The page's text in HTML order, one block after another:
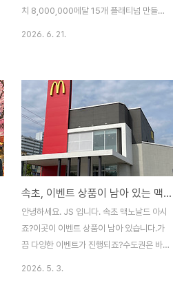
치 8,000,000메달 15개 플래티넘 만들기
하기 어렵기에 미션을 상당히 오래 진행했습
니다. 2번, 1번Nice 999회 완성! 보상은..
뭐 감사합니다. 72 레벨 과제루트 7일 연속
걷기효과가 굉장한 스페셜 어택 200번 사용
해서 배틀하기1,000,000 별의 모래 손에 넣
기 72 레벨은 언제 달성하게 될까요?
2026. 6. 21.
속초, 이벤트 상품이 남아 있는 맥도날드
안녕하세요. JS 입니다. 속초 맥노날드 아시
죠?이곳이 이벤트 상품이 남아 있습니다.가
끔 다양한 이벤트가 진행되죠?수도권은 바로
2026. 5. 3.